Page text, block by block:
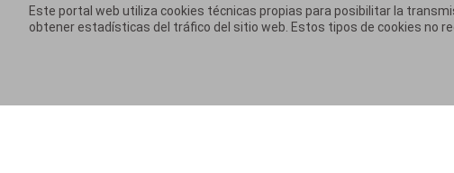
Este portal web utiliza cookies técnicas propias para posibilitar la
obtener estadísticas del tráfico del sitio web. Estos tipos de cookies no